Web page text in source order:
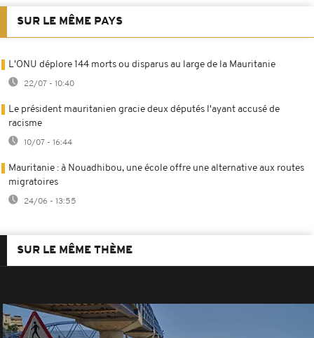
SUR LE MÊME PAYS
L'ONU déplore 144 morts ou disparus au large de la Mauritanie
22/07 - 10:40
Le président mauritanien gracie deux députés l'ayant accusé de
racisme
10/07 - 16:44
Mauritanie : à Nouadhibou, une école offre une alternative aux routes
migratoires
24/06 - 13:55
SUR LE MÊME THÈME